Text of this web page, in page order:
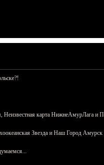
карта НижнеАмурЛага и
Звезда и Наш Город Амурск